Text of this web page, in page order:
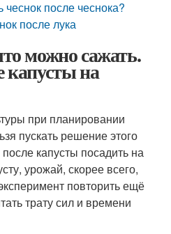
после чеснока?
после лука
можно сажать.
капусты на
при планировании
пускать решение этого
капусты посадить на
урожай, скорее всего,
повторить ещё
трату сил и времени